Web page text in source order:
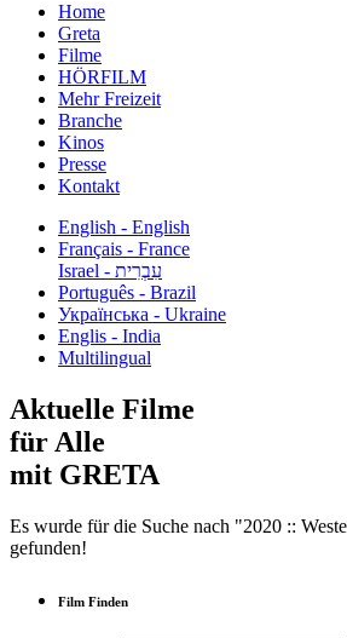
Home
Greta
Filme
HÖRFILM
Mehr Freizeit
Branche
Kinos
Presse
Kontakt
English - English
Français - France
עִבְרִית - Israel
Português - Brazil
Українська - Ukraine
Englis - India
Multilingual
Aktuelle Filme
für Alle
mit GRETA
Es wurde für die Suche nach "2020 ::
gefunden!
Film Finden